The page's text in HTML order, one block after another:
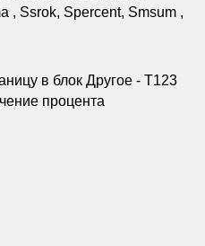
, Ssrok, Spercent, Smsum ,
в блок Другое - Т123
процента